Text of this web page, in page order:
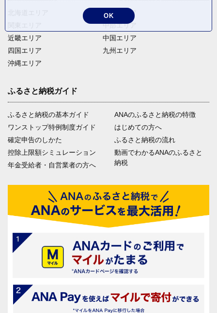
近畿エリア
四国エリア
沖縄エリア
東北エリア
中部エリア
中国エリア
九州エリア
ふるさと納税ガイド
ふるさと納税の基本ガイド
ワンストップ特例制度ガイド
確定申告のしかた
控除上限額シミュレーション
年金受給者・自営業者の方へ
ANAのふるさと納税の特徴
はじめての方へ
ふるさと納税の流れ
動画でわかるANAのふるさと
納税
OK